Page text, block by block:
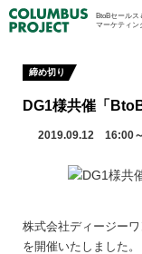
BtoBセールス
マーケティン
締め切り
DG1様共催「
2019.09.12 16:00
株式会社ディージー
を開催いたしました。